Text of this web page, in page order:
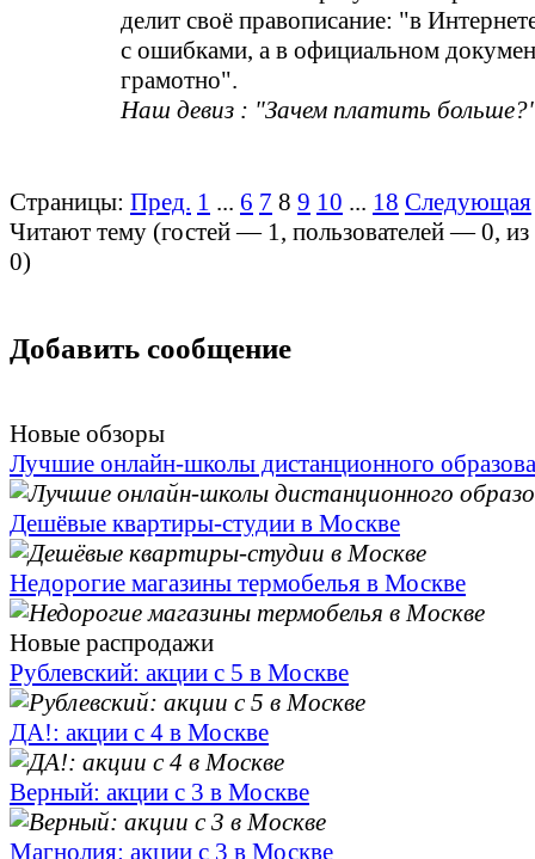
делит своё правописание: "в
с ошибками, а в официальном
грамотно".
Наш девиз : "Зачем платить
Страницы: Пред. 1 ... 6 7 8 9 10 ... 18 Следующая
Читают тему (гостей — 1, пользователей —0,
0)
Добавить сообщение
Новые обзоры
Лучшие онлайн-школы дистанционного
Дешёвые квартиры-студии в Москве
Недорогие магазины термобелья в Москве
Новые распродажи
Рублевский: акции с 5 в Москве
ДА!: акции с 4 в Москве
Верный: акции с 3 в Москве
Магнолия: акции с 3 в Москве